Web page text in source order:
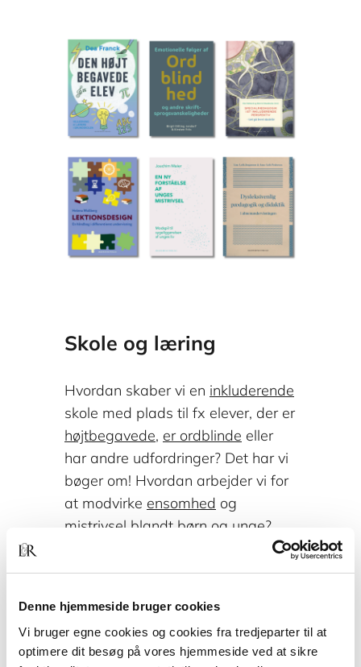
Denne hjemmeside bruger cookies
Vi bruger egne cookies og cookies fra tredjeparter til at
optimere dit besøg på vores hjemmeside ved at sikre
Skole og læring
Hvordan skaber vi en inkluderende
skole med plads til fx elever, der er
højtbegavede, er ordblinde eller
har andre udfordringer? Det har vi
bøger om! Hvordan arbejder vi for
at modvirke ensomhed og
mistrivsel blandt børn og unge?
Det har vi bøger om! Vi har også
samlet alle voresbøger til dig, der
listen finder du ogsåbøger til
læreruddannelsen.